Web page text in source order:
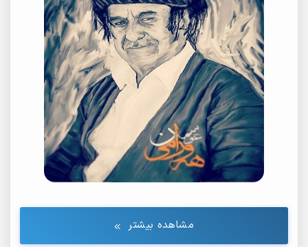
مشاهده بیشتر